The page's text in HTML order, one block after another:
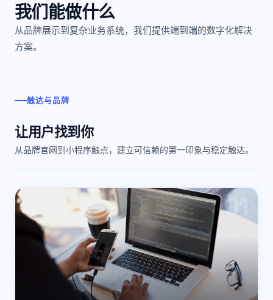
我们能做什么
从品牌展示到复杂业务系统，我们提供端到端的数字化解决
方案。
触达与品牌
让用户找到你
从品牌官网到小程序触点，建立可信赖的第一印象与稳定触达。
01